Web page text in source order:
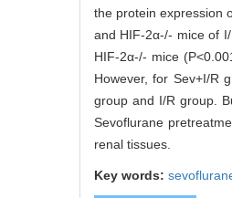
the protein expression
and HIF-2α-/- mice of
HIF-2α-/- mice
However, for Sev+I/R
group and I/R group.
Sevoflurane
renal tissues.
Key words: